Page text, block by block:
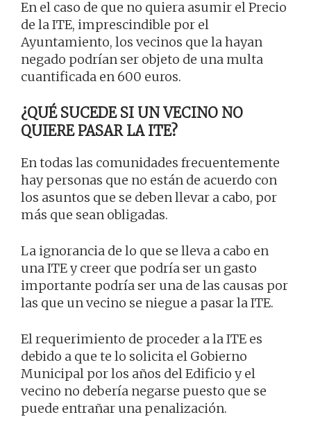
En el caso de que no quiera asumir el Precio
de la ITE, imprescindible por el
Ayuntamiento, los vecinos que la hayan
negado podrían ser objeto de una multa
cuantificada en 600 euros.
¿QUÉ SUCEDE SI UN VECINO NO
QUIERE PASAR LA ITE?
En todas las comunidades frecuentemente
hay personas que no están de acuerdo con
los asuntos que se deben llevar a cabo, por
más que sean obligadas.
La ignorancia de lo que se lleva a cabo en
una ITE y creer que podría ser un gasto
importante podría ser una de las causas por
las que un vecino se niegue a pasar la ITE.
El requerimiento de proceder a la ITE es
debido a que te lo solicita el Gobierno
Municipal por los años del Edificio y el
vecino no debería negarse puesto que se
puede entrañar una penalización.